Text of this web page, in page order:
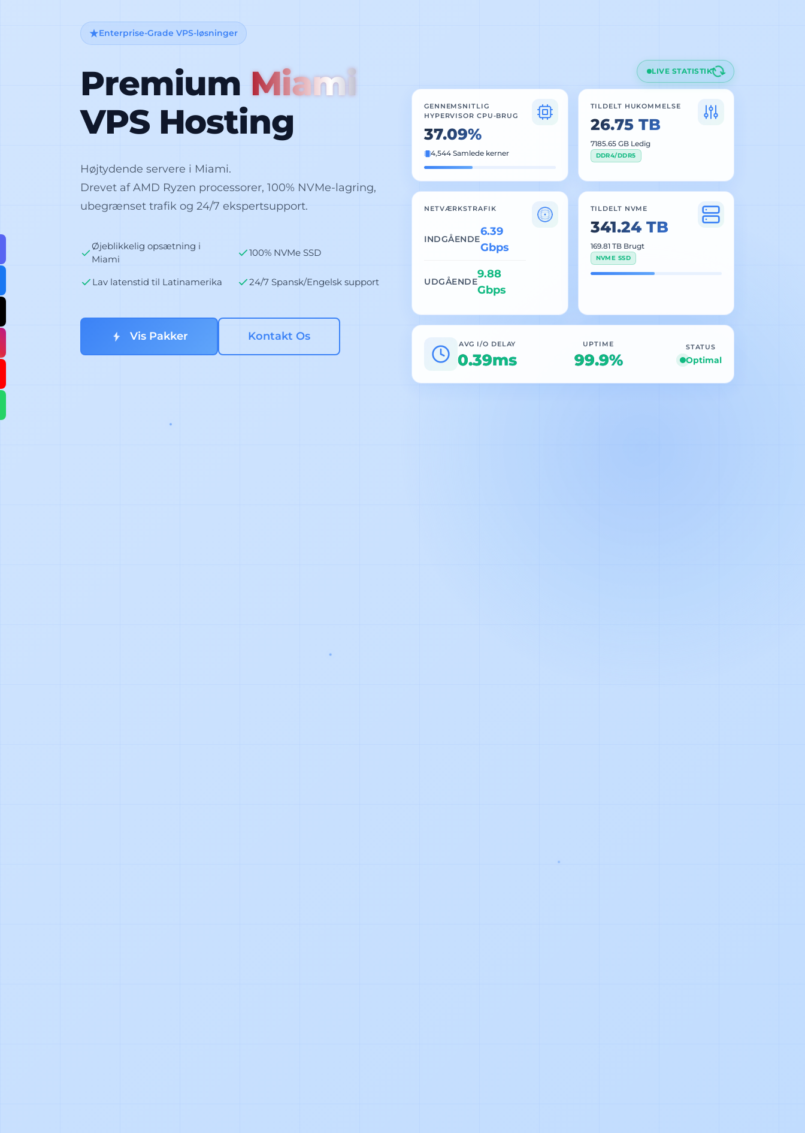
Enterprise-Grade VPS-løsninger
Premium Miami
VPS Hosting
Højtydende servere i Miami.
Drevet af AMD Ryzen processorer, 100% NVMe-lagring,
ubegrænset trafik og 24/7 ekspertsupport.
Øjeblikkelig opsætning i
Miami
100% NVMe SSD
Lav latenstid til Latinamerika 24/7 Spansk/Engelsk support
Vis Pakker Kontakt Os
LIVE STATISTIK
GENNEMSNITLIG
HYPERVISOR CPU-BRUG
37.09%
4,544 Samlede kerner
TILDELT HUKOMMELSE
26.75 TB
7185.65 GB Ledig
DDR4/DDR5
NETVÆRKSTRAFIK
INDGÅENDE
6.39
Gbps
UDGÅENDE
9.88
Gbps
TILDELT NVME
341.24 TB
169.81 TB Brugt
NVME SSD
AVG I/O DELAY
0.39ms
UPTIME
99.9%
STATUS
Optimal